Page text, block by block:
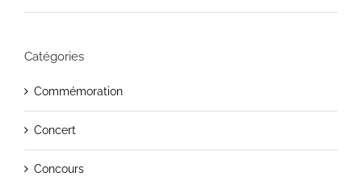
Catégories
Commémoration
Concert
Concours